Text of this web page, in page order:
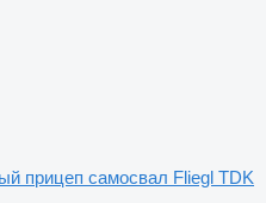
прицеп самосвал Fliegl TDK